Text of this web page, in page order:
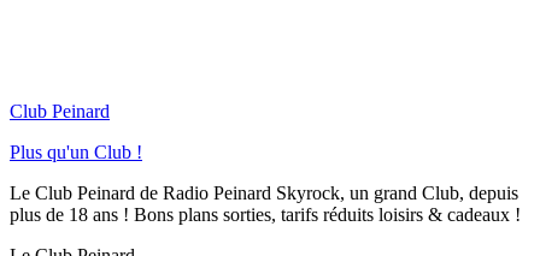
Club Peinard
Plus qu'un Club !
Le Club Peinard de Radio Peinard Skyrock, un grand Club, depuis
plus de 18 ans ! Bons plans sorties, tarifs réduits loisirs & cadeaux !